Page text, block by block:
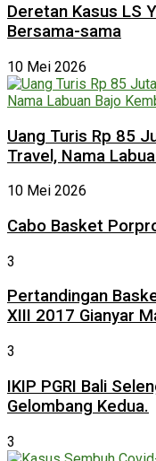
Deretan Kasus LS
Bersama-sama
10 Mei 2026
Uang Turis Rp 85
Travel, Nama
10 Mei 2026
Cabo Basket
3
Pertandingan
XIII 2017 Gianyar
3
IKIP PGRI Bali
Gelombang Kedua.
3